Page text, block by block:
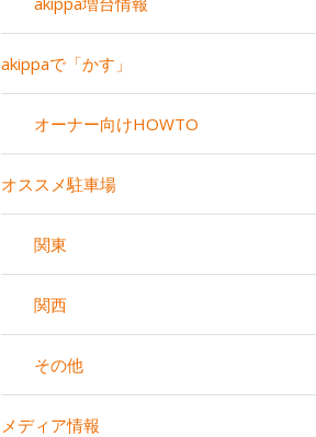
akippaで「かす」
オーナー向けHOWTO
オススメ駐車場
関東
関西
その他
メディア情報